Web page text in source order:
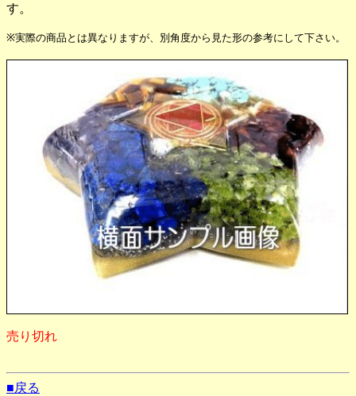
す。
※実際の商品とは異なりますが、別角度から見た形の参考にして下さい。
売り切れ
■戻る